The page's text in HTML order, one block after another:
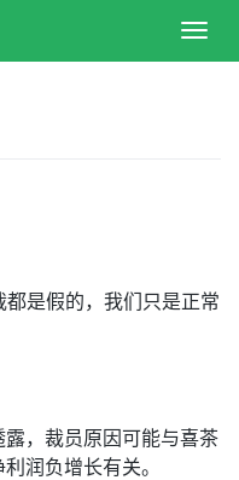
是假的，我们只是正常
，裁员原因可能与喜茶
润负增长有关。